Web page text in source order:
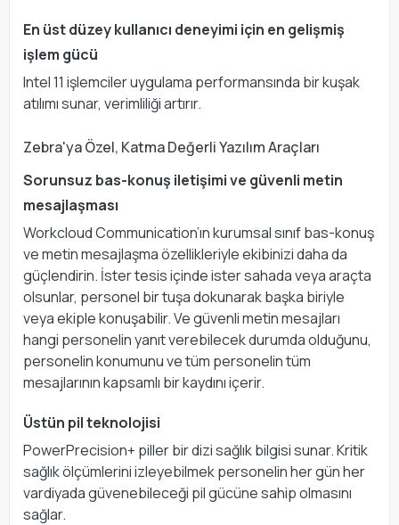
En üst düzey kullanıcı deneyimi için en gelişmiş
işlem gücü
Intel 11 işlemciler uygulama performansında bir kuşak
atılımı sunar, verimliliği artırır.
Zebra'ya Özel, Katma Değerli Yazılım Araçları
Sorunsuz bas-konuş iletişimi ve güvenli metin
mesajlaşması
Workcloud Communication’ın kurumsal sınıf bas-konuş
ve metin mesajlaşma özellikleriyle ekibinizi daha da
güçlendirin. İster tesis içinde ister sahada veya araçta
olsunlar, personel bir tuşa dokunarak başka biriyle
veya ekiple konuşabilir. Ve güvenli metin mesajları
hangi personelin yanıt verebilecek durumda olduğunu,
personelin konumunu ve tüm personelin tüm
mesajlarının kapsamlı bir kaydını içerir.
Üstün pil teknolojisi
PowerPrecision+ piller bir dizi sağlık bilgisi sunar. Kritik
sağlık ölçümlerini izleyebilmek personelin her gün her
vardiyada güvenebileceği pil gücüne sahip olmasını
sağlar.